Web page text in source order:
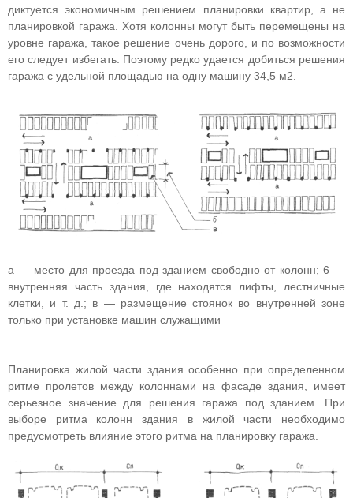
диктуется экономичным решением планировки квартир, а не
планировкой гаража. Хотя колонны могут быть перемещены на
уровне гаража, такое решение очень дорого, и по возможности
его следует избегать. Поэтому редко удается добиться решения
гаража с удельной площадью на одну машину 34,5 м2.
а — место для проезда под зданием свободно от колонн; 6 —
внутренняя часть здания, где находятся лифты, лестничные
клетки, и т. д.; в — размещение стоянок во внутренней зоне
только при установке машин служащими
Планировка жилой части здания особенно при определенном
ритме пролетов между колоннами на фасаде здания, имеет
серьезное значение для решения гаража под зданием. При
выборе ритма колонн здания в жилой части необходимо
предусмотреть влияние этого ритма на планировку гаража.